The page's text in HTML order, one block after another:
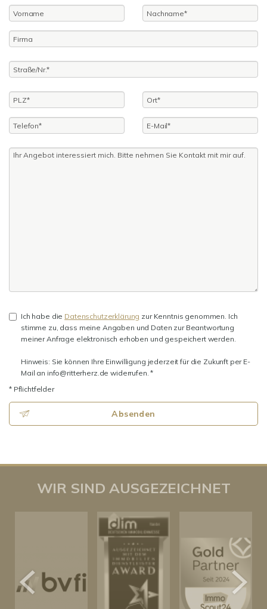
Ich habe die Datenschutzerklärung zur Kenntnis genommen. Ich
stimme zu, dass meine Angaben und Daten zur Beantwortung
meiner Anfrage elektronisch erhoben und gespeichert werden.
Hinweis: Sie können Ihre Einwilligung jederzeit für die Zukunft per E-
Mail an info@ritterherz.de widerrufen. *
* Pflichtfelder
Absenden
WIR SIND AUSGEZEICHNET